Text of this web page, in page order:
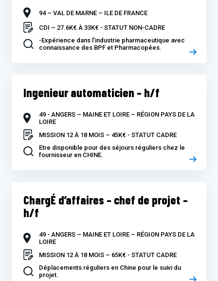
94 – VAL DE MARNE – ILE DE FRANCE
CDI – 27.6K€ À 33K€ - STATUT NON-CADRE
-Expérience dans l’industrie pharmaceutique avec
connaissance des BPF et Pharmacopées.
Ingenieur automaticien – h/f
49 - ANGERS – MAINE ET LOIRE – RÉGION PAYS DE LA
LOIRE
MISSION 12 À 18 MOIS – 45K€ - STATUT CADRE
Etre disponible pour des séjours réguliers chez le
fournisseur en CHINE.
ChargÉ d’affaires – chef de projet –
h/f
49 - ANGERS – MAINE ET LOIRE – RÉGION PAYS DE LA
LOIRE
MISSION 12 À 18 MOIS – 65K€ - STATUT CADRE
Déplacements réguliers en Chine pour le suivi du
projet.